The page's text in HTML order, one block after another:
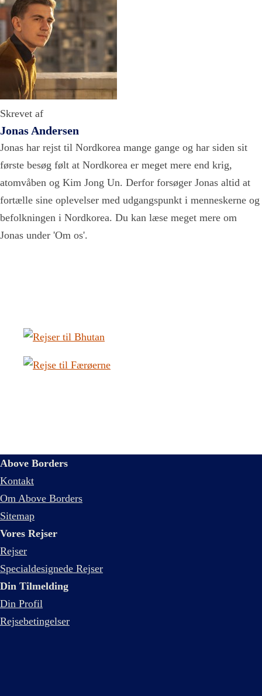
Skrevet af
Jonas Andersen
Jonas har rejst til Nordkorea mange gange og har siden sit
første besøg følt at Nordkorea er meget mere end krig,
atomvåben og Kim Jong Un. Derfor forsøger Jonas altid at
fortælle sine oplevelser med udgangspunkt i menneskerne og
befolkningen i Nordkorea. Du kan læse meget mere om
Jonas under 'Om os'.
Above Borders
Kontakt
Om Above Borders
Sitemap
Vores Rejser
Rejser
Specialdesignede Rejser
Din Tilmelding
Din Profil
Rejsebetingelser